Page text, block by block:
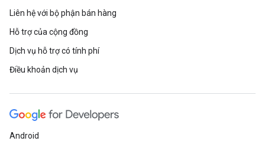
Liên hệ với bộ phận bán hàng
Hỗ trợ của cộng đồng
Dịch vụ hỗ trợ có tính phí
Điều khoản dịch vụ
Android